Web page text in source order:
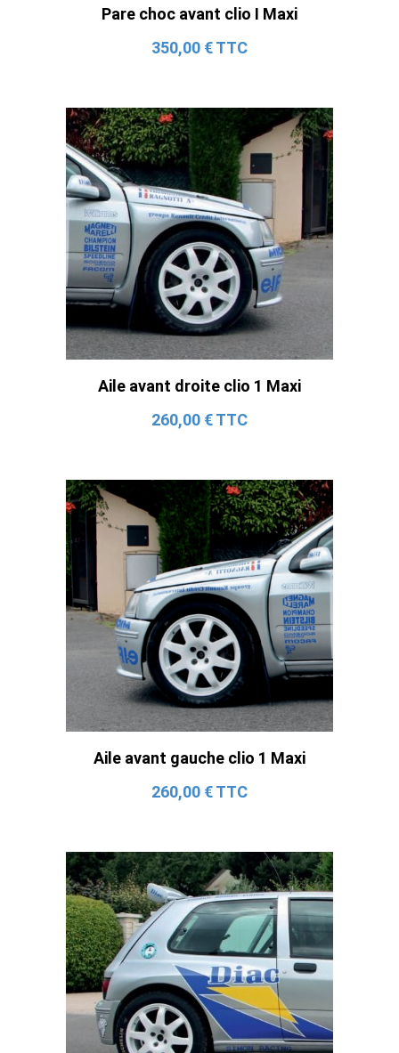
Pare choc avant clio I Maxi
350,00 € TTC
Aile avant droite clio 1 Maxi
260,00 € TTC
Aile avant gauche clio 1 Maxi
260,00 € TTC